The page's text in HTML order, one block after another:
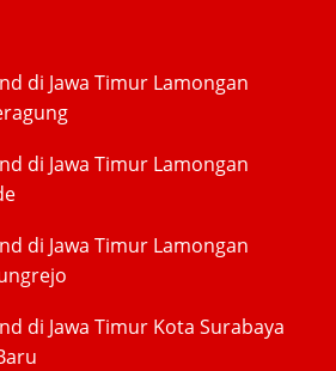
di Jawa Timur Lamongan
di Jawa Timur Lamongan
di Jawa Timur Lamongan
di Jawa Timur Kota Surabaya